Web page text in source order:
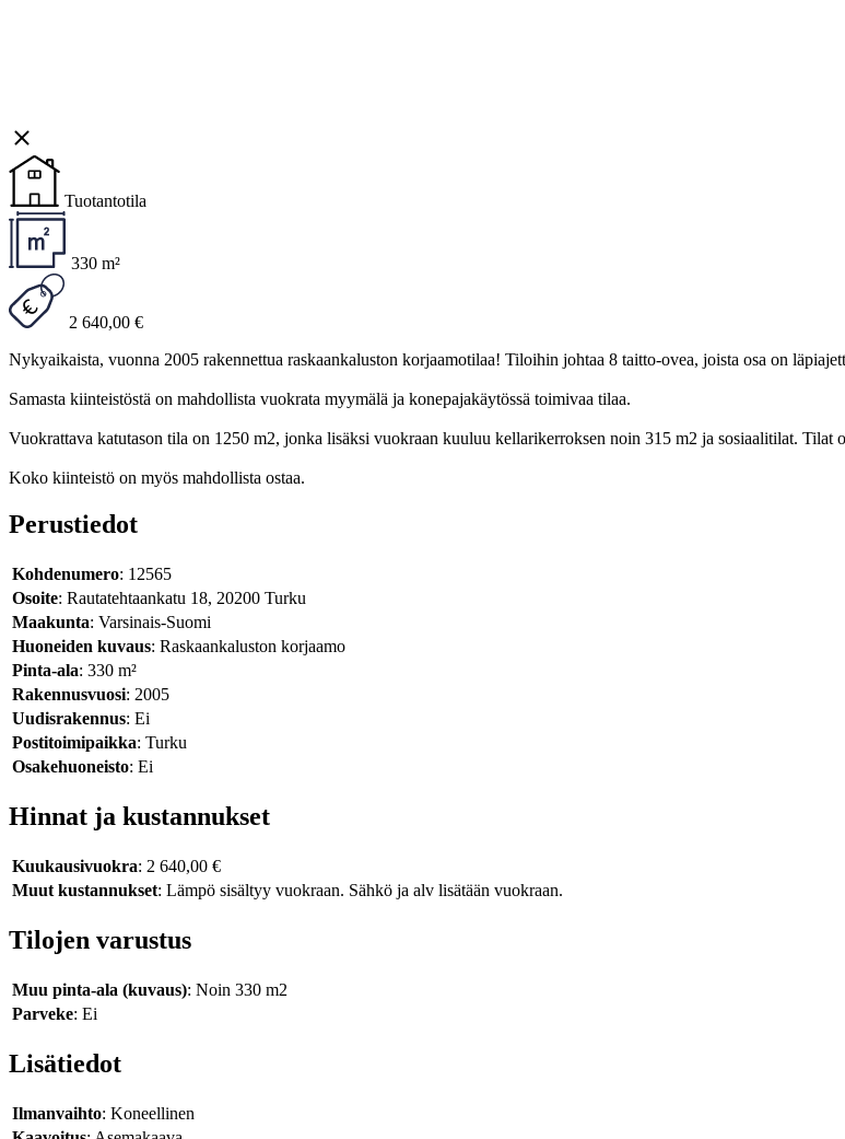
Tuotantotila
330 m²
2 640,00 €
Nykyaikaista, vuonna 2005 rakennettua raskaankaluston korjaamotilaa! Tiloihin johtaa 8 taitto-ovea, joista osa on
Samasta kiinteistöstä on mahdollista vuokrata myymälä ja konepajakäytössä toimivaa tilaa.
Vuokrattava katutason tila on 1250 m2, jonka lisäksi vuokraan kuuluu kellarikerroksen noin 315 m2 ja sosiaalitilat. Tilat
Koko kiinteistö on myös mahdollista ostaa.
Perustiedot
Kohdenumero: 12565
Osoite: Rautatehtaankatu 18, 20200 Turku
Maakunta: Varsinais-Suomi
Huoneiden kuvaus: Raskaankaluston korjaamo
Pinta-ala: 330 m²
Rakennusvuosi: 2005
Uudisrakennus: Ei
Postitoimipaikka: Turku
Osakehuoneisto: Ei
Hinnat ja kustannukset
Kuukausivuokra: 2 640,00 €
Muut kustannukset: Lämpö sisältyy vuokraan. Sähkö ja alv lisätään vuokraan.
Tilojen varustus
Muu pinta-ala (kuvaus): Noin 330 m2
Parveke: Ei
Lisätiedot
Ilmanvaihto: Koneellinen